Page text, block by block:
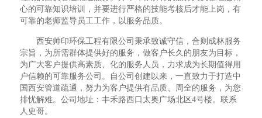
心的可靠知识培训，并要进行严格的技能考核后才能上岗，有
可靠的老师监导员工工作，以服务品质。
西安帅印环保工程有限公司秉承致诚守信，合则成林服务
宗旨，为所需群体提供好的服务，做客户长久的朋友为目标，
为广大客户提供高素质、化的服务人员，力求成为长期值得用
户信赖的可靠服务公司。自公司创建以来，一直致力于打造中
国西安管道疏通，努力为客户提供有品质、周全的服务，为您
排忧解难。公司地址：丰禾路西口太奥广场北区4号楼。联系
人史哥。